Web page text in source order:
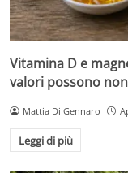
Vitamina D e
valori possono
Mattia Di Gennaro
Leggi di più